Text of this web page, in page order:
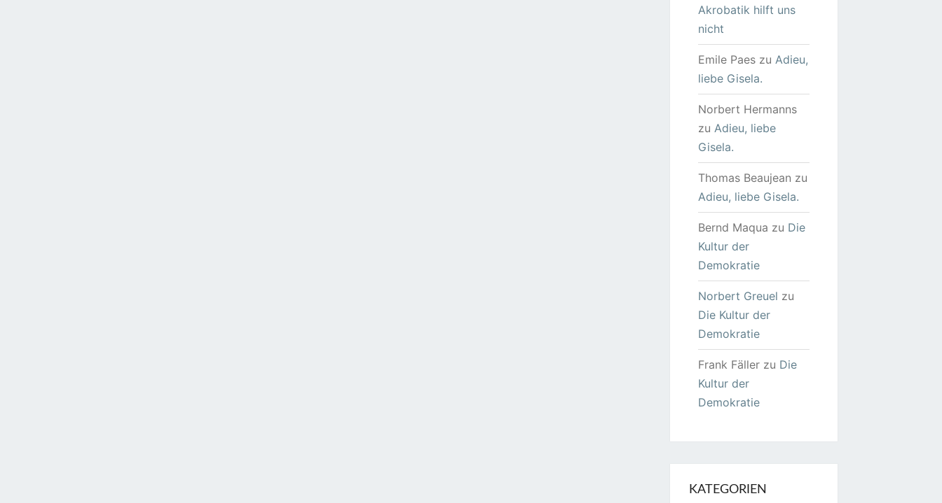
Akrobatik hilft uns
nicht
Emile Paeszu Adieu,
liebe Gisela.
Norbert Hermanns
zu Adieu, liebe
Gisela.
Thomas Beaujean zu
Adieu, liebe Gisela.
Bernd Maqua zu Die
Kultur der
Demokratie
Norbert Greuel zu
Die Kultur der
Demokratie
Frank Fällerzu Die
Kultur der
Demokratie
KATEGORIEN